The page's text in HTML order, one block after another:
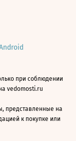
при соблюдении
vedomosti.ru
представленные на
к покупке или